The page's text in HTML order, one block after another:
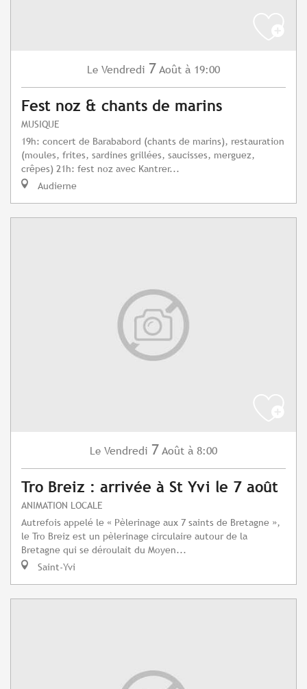
Le Vendredi 7 Août à 19:00
Fest noz & chants de marins
MUSIQUE
19h: concert de Barababord (chants de marins), restauration
(moules, frites, sardines grillées, saucisses, merguez,
crêpes) 21h: fest noz avec Kantrer...
Audierne
Le Vendredi 7 Août à 8:00
Tro Breiz : arrivée à St Yvi le 7 août
ANIMATION LOCALE
Autrefois appelé le « Pèlerinage aux 7 saints de Bretagne »,
le Tro Breiz est un pèlerinage circulaire autour de la
Bretagne qui se déroulait du Moyen...
Saint-Yvi